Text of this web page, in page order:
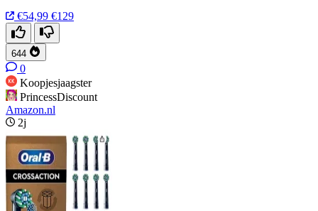
€54,99 €129
644
0
Koopjesjaagster
PrincessDiscount
Amazon.nl
2j